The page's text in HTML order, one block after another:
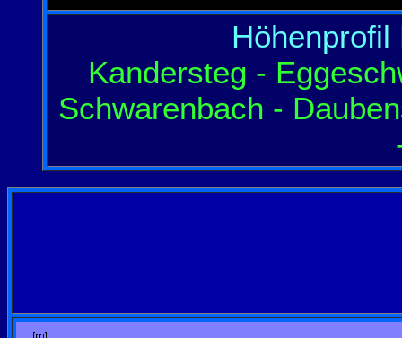
Höhenprofil
Kandersteg -
Schwarenbach -